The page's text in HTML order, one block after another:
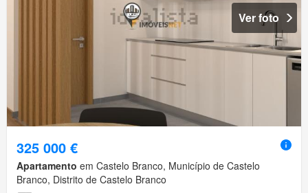
Ver foto
325 000 €
Apartamento em Castelo Branco, Município de Castelo
Branco, Distrito de Castelo Branco